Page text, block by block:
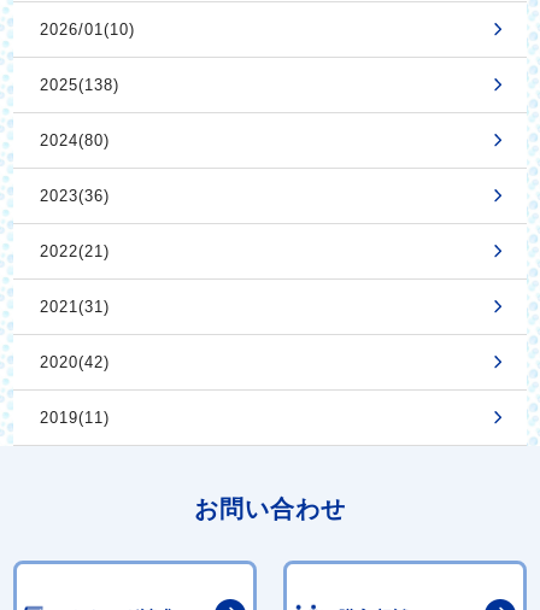
2026/01(10)
2025(138)
2024(80)
2023(36)
2022(21)
2021(31)
2020(42)
2019(11)
お問い合わせ